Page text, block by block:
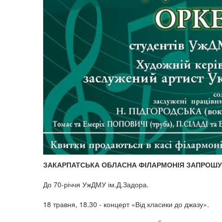
ЗАКАРПАТСЬКА ОБЛАСНА ФІЛАРМОНІЯ
До 70-річчя УжДМУ ім.Д.Задора.
18 травня, 18.30 - концерт «Від класики до джазу».